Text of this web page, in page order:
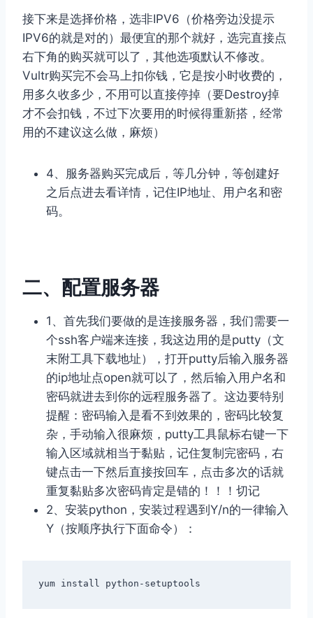
接下来是选择价格，选非IPV6（价格旁边没提示
IPV6的就是对的）最便宜的那个就好，选完直接点
右下角的购买就可以了，其他选项默认不修改。
Vultr购买完不会马上扣你钱，它是按小时收费的，
用多久收多少，不用可以直接停掉（要Destroy掉
才不会扣钱，不过下次要用的时候得重新搭，经常
用的不建议这么做，麻烦）
4、服务器购买完成后，等几分钟，等创建好
之后点进去看详情，记住IP地址、用户名和密
码。
二、配置服务器
1、首先我们要做的是连接服务器，我们需要一
个ssh客户端来连接，我这边用的是putty（文
末附工具下载地址），打开putty后输入服务器
的ip地址点open就可以了，然后输入用户名和
密码就进去到你的远程服务器了。这边要特别
提醒：密码输入是看不到效果的，密码比较复
杂，手动输入很麻烦，putty工具鼠标右键一下
输入区域就相当于黏贴，记住复制完密码，右
键点击一下然后直接按回车，点击多次的话就
重复黏贴多次密码肯定是错的！！！切记
2、安装python，安装过程遇到Y/n的一律输入
Y（按顺序执行下面命令）：
yum install python - setuptools